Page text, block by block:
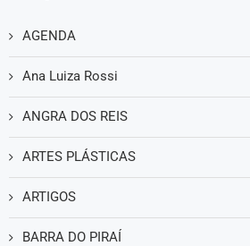
AGENDA
Ana Luiza Rossi
ANGRA DOS REIS
ARTES PLÁSTICAS
ARTIGOS
BARRA DO PIRAÍ